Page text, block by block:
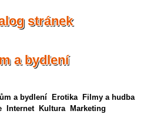
stránek
a bydlení
a bydlení Erotika
Filmy a hudba
Internet Kultura
Marketing